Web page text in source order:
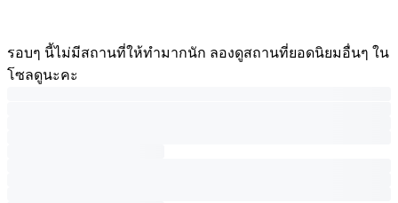
รอบๆ นี้ไม่มีสถานที่ให้ทำมากนัก ลองดูสถานที่ยอดนิยมอื่นๆ ใน
โซลดูนะคะ